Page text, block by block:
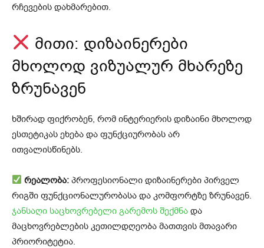
რჩევების დახმარებით.
მითი: დიზაინერები
მხოლოდ ვიზუალურ მხარეზე
ზრუნავენ
ხშირად ფიქრობენ, რომ ინტერიერის დიზაინი მხოლოდ
ესთეტიკას ეხება და ფუნქციურობას არ
ითვალისწინებს.
რეალობა: პროფესიონალი დიზაინერები პირველ
რიგში ფუნქციონალურობასა და კომფორტზე ზრუნავენ.
ჯანსაღი საცხოვრებელი გარემოს შექმნა და
მაცხოვრებლების კეთილდღეობა მათთვის მთავარი
პრიორიტეტია.